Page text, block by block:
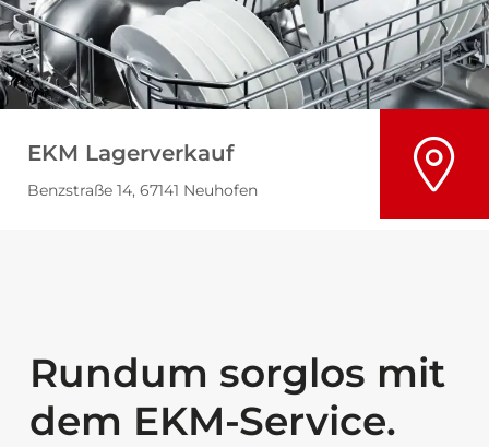
EKM Lagerverkauf
Benzstraße 14, 67141 Neuhofen
Rundum sorglos mit
dem EKM-Service.